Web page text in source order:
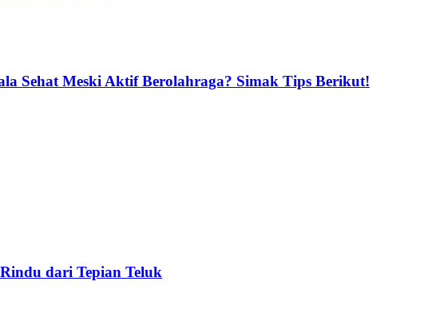
Sehat Meski Aktif Berolahraga? Simak Tips Berikut!
dari Tepian Teluk